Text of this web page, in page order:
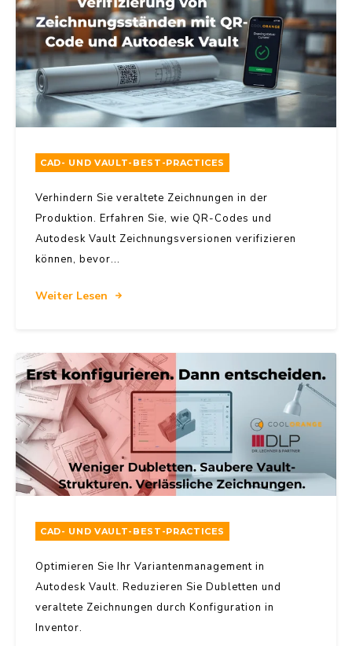
CAD- UND VAULT-BEST-PRACTICES
Verhindern Sie veraltete Zeichnungen in der
Produktion. Erfahren Sie, wie QR-Codes und
Autodesk Vault Zeichnungsversionen verifizieren
können, bevor...
Weiter Lesen
CAD- UND VAULT-BEST-PRACTICES
Optimieren Sie Ihr Variantenmanagement in
Autodesk Vault. Reduzieren Sie Dubletten und
veraltete Zeichnungen durch Konfiguration in
Inventor.